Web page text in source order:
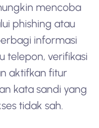
mencoba
phishing atau
informasi
telepon, verifikasi
aktifkan fitur
kata sandi yang
tidak sah.